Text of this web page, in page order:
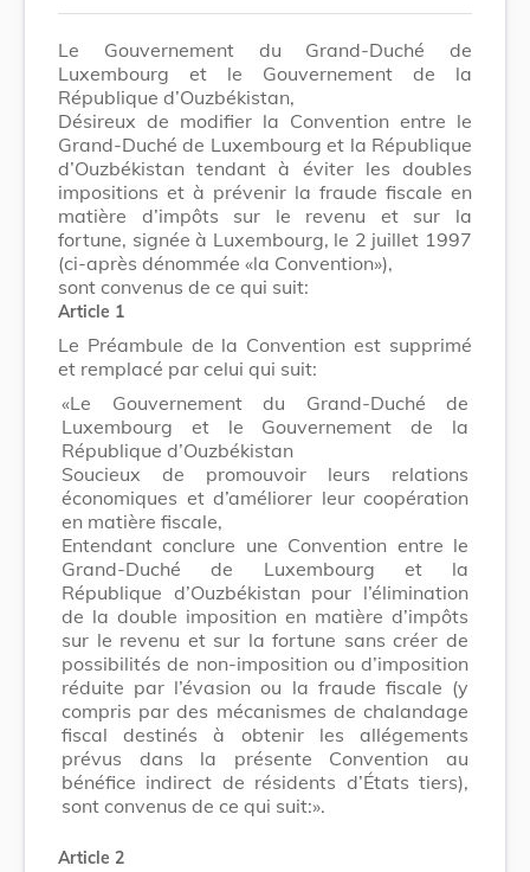
Le Gouvernement du Grand-Duché de
Luxembourg et le Gouvernement de la
République d’Ouzbékistan,
Désireux de modifier la Convention entre le
Grand-Duché de Luxembourg et la République
d’Ouzbékistan tendant à éviter les doubles
impositions et à prévenir la fraude fiscale en
matière d’impôts sur le revenu et sur la
fortune, signée à Luxembourg, le 2 juillet 1997
(ci-après dénommée «la Convention»),
sont convenus de ce qui suit:
Article 1
Le Préambule de la Convention est supprimé
et remplacé par celui qui suit:
«Le Gouvernement du Grand-Duché de
Luxembourg et le Gouvernement de la
République d’Ouzbékistan
Soucieux de promouvoir leurs relations
économiques et d’améliorer leur coopération
en matière fiscale,
Entendant conclure une Convention entre le
Grand-Duché de Luxembourg et la
République d’Ouzbékistan pour l’élimination
de la double imposition en matière d’impôts
sur le revenu et sur la fortune sans créer de
possibilités de non-imposition ou d’imposition
réduite par l’évasion ou la fraude fiscale (y
compris par des mécanismes de chalandage
fiscal destinés à obtenir les allégements
prévus dans la présente Convention au
bénéfice indirect de résidents d’États tiers),
sont convenus de ce qui suit:».
Article 2